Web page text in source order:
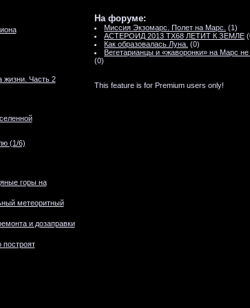
жизни. Часть 2
(1/6)
горы на
метеоритный
и дозаправки
На форуме:
Миссия Экзомарс. Полет на Марс. (1)
АСТЕРОИД 2013 TX68 ЛЕТИТ К ЗЕМЛЕ
Как образовалась Луна. (0)
Вегетарианцы и «жаворонки» на Марс не
(0)
This feature is for Premium users only!